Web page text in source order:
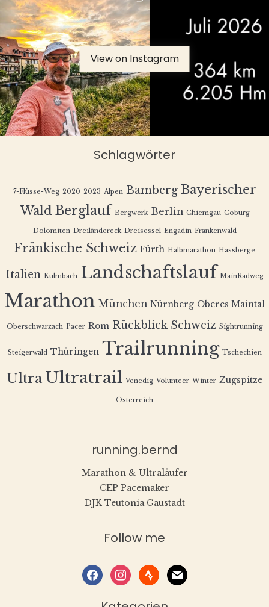
View on Instagram
Schlagwörter
7-Flüsse-Weg 2020 2023 Alpen Bamberg Bayerischer
Wald Berglauf Bergwerk Berlin Chiemgau Coburg
Dolomiten Dreiländereck Dreisessel Engadin Frankenwald
Fränkische Schweiz Fürth Halbmarathon Hassberge
Italien Kulmbach Landschaftslauf MainRadweg
Marathon München Nürnberg Oberes Maintal
Oberschwarzach Pacer Rom Rückblick Schweiz Sightrunning
Steigerwald Thüringen Trailrunning Tschechien
Ultra Ultratrail Venedig Volunteer Winter Zugspitze
Österreich
running.bernd
Marathon & Ultraläufer
CEP Pacemaker
DJK Teutonia Gaustadt
Follow me
facebookinstagram
stravamail